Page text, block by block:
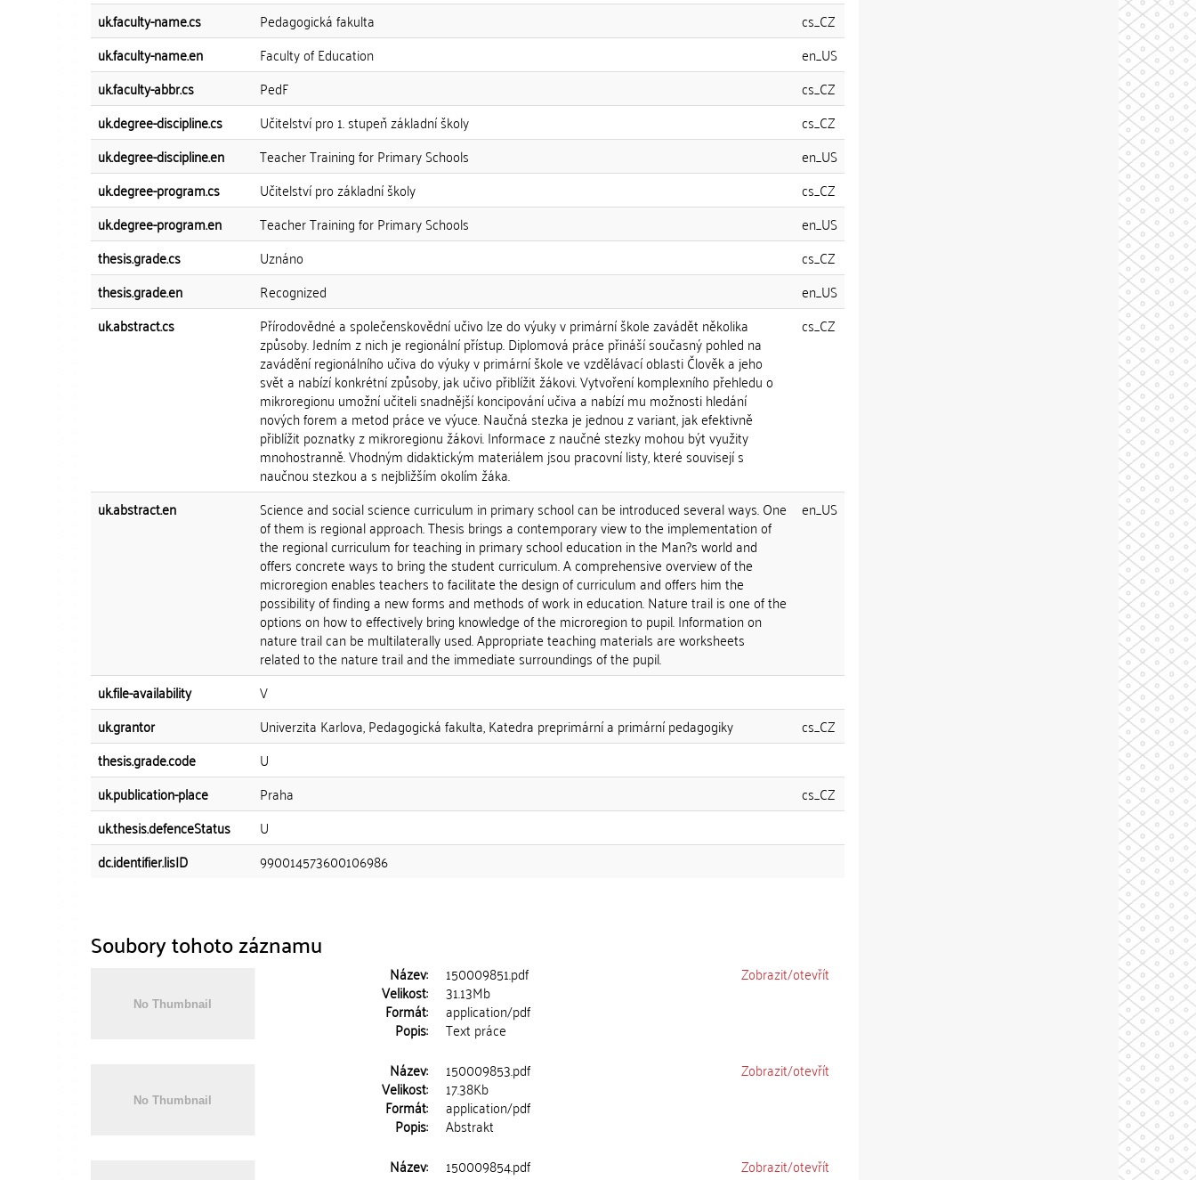
uk.faculty-name.cs Pedagogická fakulta
cs_CZ
uk.faculty-name.en
Faculty of Education
en_US
uk.faculty-abbr.cs
PedF
cs_CZ
uk.degree-discipline.cs
Učitelství pro 1. stupeň základní školy
cs_CZ
uk.degree-discipline.en
Teacher Training for Primary Schools
en_US
uk.degree-program.cs
Učitelství pro základní školy
cs_CZ
uk.degree-program.en
Teacher Training for Primary Schools
en_US
thesis.grade.cs
Uznáno
cs_CZ
thesis.grade.en
Recognized
en_US
uk.abstract.cs
Přírodovědné a společenskovědní učivo lze do výuky v primární škole zavádět několika
způsoby. Jedním z nich je regionální přístup. Diplomová práce přináší současný pohled na
zavádění regionálního učiva do výuky v primární škole ve vzdělávací oblasti Člověk a jeho
svět a nabízí konkrétní způsoby, jak učivo přiblížit žákovi. Vytvoření komplexního přehledu o
mikroregionu umožní učiteli snadnější koncipování učiva a nabízí mu možnosti hledání
nových forem a metod práce ve výuce. Naučná stezka je jednou z variant, jak efektivně
přiblížit poznatky z mikroregionu žákovi. Informace z naučné stezky mohou být využity
mnohostranně. Vhodným didaktickým materiálem jsou pracovní listy, které souvisejí s
naučnou stezkou a s nejbližším okolím žáka.
cs_CZ
uk.abstract.en Science and social science curriculum in primary school can be introduced several ways. One
of them is regional approach. Thesis brings a contemporary view to the implementation of
the regional curriculum for teaching in primary school education in the Man?s world and
offers concrete ways to bring the student curriculum. A comprehensive overview of the
microregion enables teachers to facilitate the design of curriculum and offers him the
possibility of finding a new forms and methods of work in education. Nature trail is one of the
options on how to effectively bring knowledge of the microregion to pupil. Information on
nature trail can be multilaterally used. Appropriate teaching materials are worksheets
related to the nature trail and the immediate surroundings of the pupil.
en_US
uk.file-availability
V
uk.grantor
Univerzita Karlova, Pedagogická fakulta, Katedra preprimární a primární pedagogiky
cs_CZ
thesis.grade.code
U
uk.publication-place
Praha
cs_CZ
uk.thesis.defenceStatus
U
dc.identifier.lisID
990014573600106986
Soubory tohoto záznamu
Název: 150009851.pdf
Velikost: 31.13Mb
Formát: application/pdf
Popis: Text práce
Zobrazit/otevřít
Název: 150009853.pdf
Velikost: 17.38Kb
Formát: application/pdf
Popis: Abstrakt
Zobrazit/otevřít
Název: 150009854.pdf Zobrazit/otevřít